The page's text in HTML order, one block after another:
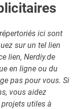
ici sont
sur un tel lien
lien, Nerdiy.de
en ligne ou du
pas pour vous. Si
vous aidez
utiles à